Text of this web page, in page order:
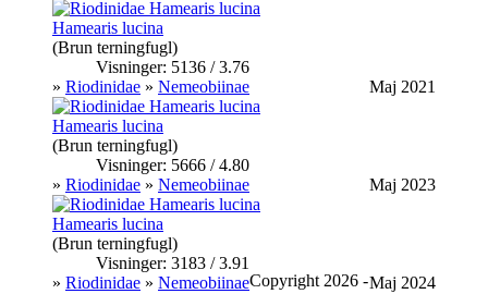
Hamearis lucina
(Brun terningfugl)
Visninger: 5136 / 3.76
» Riodinidae » Nemeobiinae Maj 2021
Hamearis lucina
(Brun terningfugl)
Visninger: 5666 / 4.80
» Riodinidae » Nemeobiinae Maj 2023
Hamearis lucina
(Brun terningfugl)
Visninger: 3183 / 3.91
» Riodinidae » Nemeobiinae Maj 2024
Copyright 2026 -